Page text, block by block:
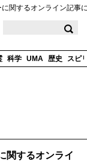
関するオンライン記事
科学 UMA 歴史 スピ
関するオンライ